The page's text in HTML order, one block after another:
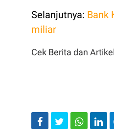
Selanjutnya: Bank
miliar
Cek Berita dan